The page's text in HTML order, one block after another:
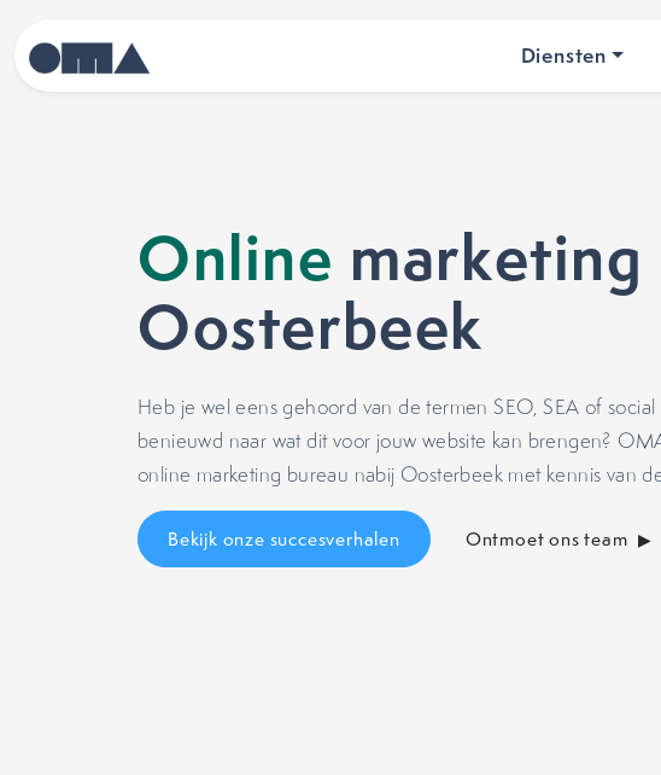
Diensten
Online marketing
Oosterbeek
Heb je wel eens gehoord van de termen SEO, SEA of
benieuwd naar wat dit voor jouw website kan brengen?
online marketing bureau nabij Oosterbeek met kennis van
Bekijk onze succesverhalen Ontmoet ons team